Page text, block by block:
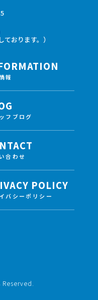
ております。）
報
フブログ
合わせ
POLICY
バシーポリシー